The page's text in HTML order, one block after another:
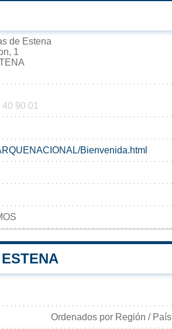
de Estena
1
90 01
Bienvenida.html
Ordenados por Región / País